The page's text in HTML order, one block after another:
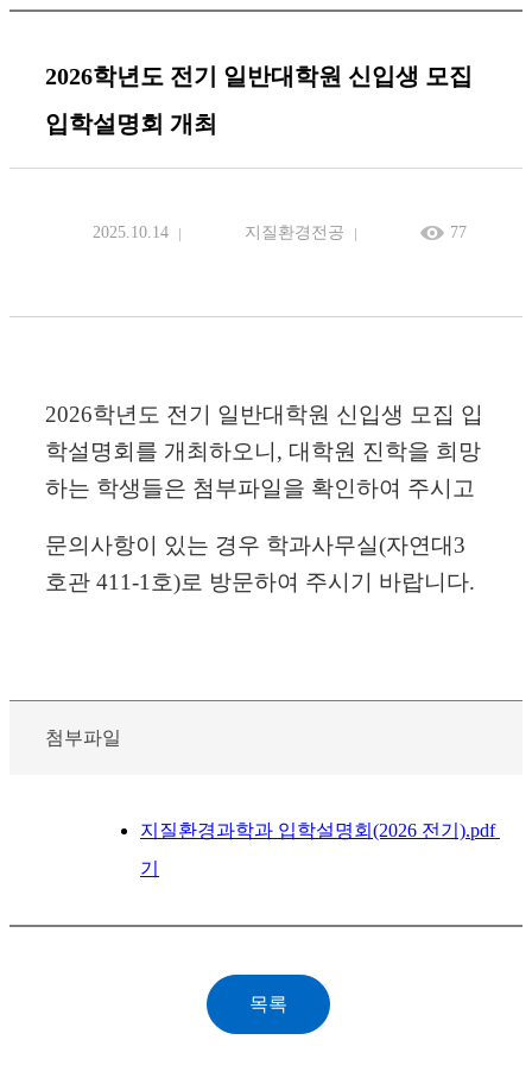
2026학년도 전기 일반대학원 신입생 모집
입학설명회 개최
2025.10.14 지질환경전공 77
2026학년도 전기 일반대학원 신입생 모집 입
학설명회를 개최 하오니, 대학원 진학을 희망
하는 학생들은 첨부파일을 확인하여 주시고
문의사항이 있는 경우 학과사무실(자연대3
호관 411-1호)로 방문하여 주시기 바랍니다.
첨부파일
지질환경과학과 입학설명회(2026 전기).pdf
기